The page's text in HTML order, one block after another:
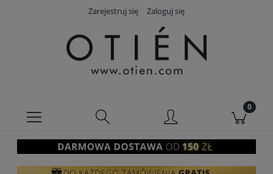
Zarejestruj się Zaloguj się